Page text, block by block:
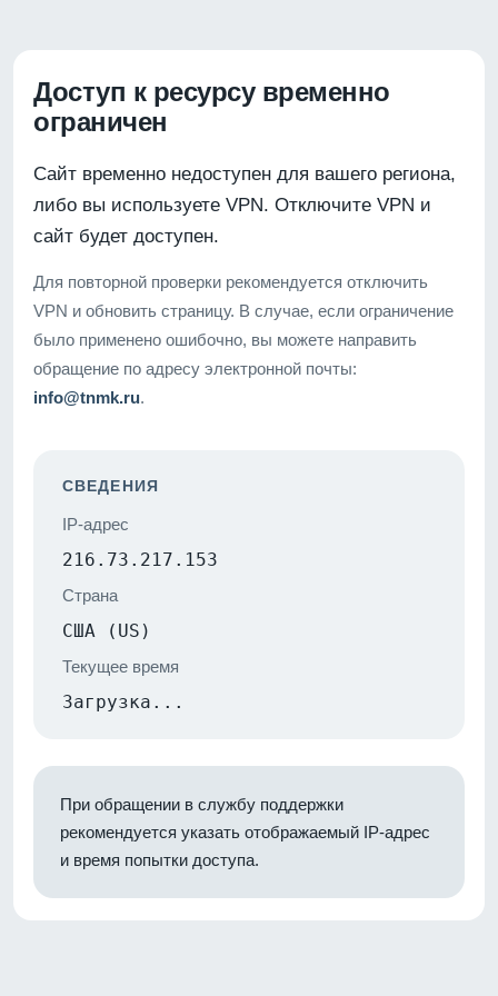
Доступ к ресурсу временно
ограничен
Сайт временно недоступен для вашего региона,
либо вы используете VPN. Отключите VPN и
сайт будет доступен.
Для повторной проверки рекомендуется отключить
VPN и обновить страницу. В случае, если ограничение
было применено ошибочно, вы можете направить
обращение по адресу электронной почты:
info@tnmk.ru.
СВЕДЕНИЯ
IP-адрес
216.73.217.153
Страна
США (US)
Текущее время
Загрузка...
При обращении в службу поддержки
рекомендуется указать отображаемый IP-адрес
и время попытки доступа.